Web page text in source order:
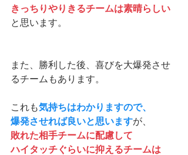
きっちりやりきるチームは素晴らしい
と思います。
また、勝利した後、喜びを大爆発させ
るチームもあります。
これも気持ちはわかりますので、
爆発させれば良いと思いますが、
敗れた相手チームに配慮して
ハイタッチぐらいに抑えるチームは